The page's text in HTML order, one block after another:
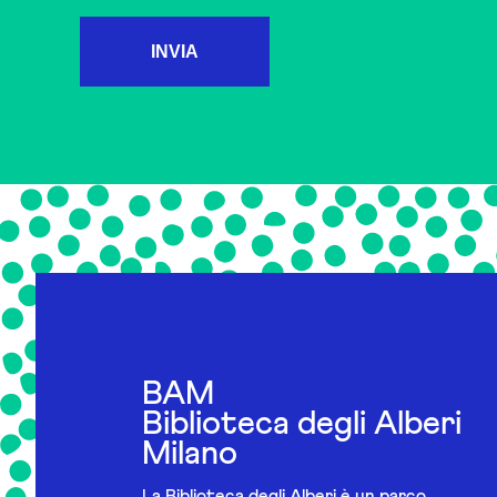
INVIA
BAM
Biblioteca degli Alberi
Milano